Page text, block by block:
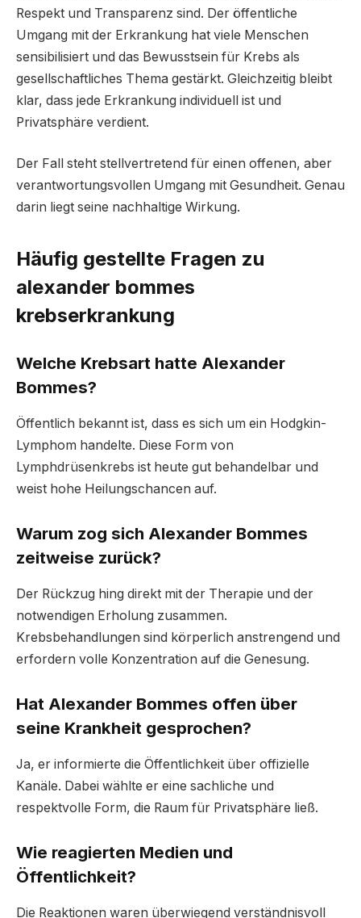
Respekt und Transparenz sind. Der öffentliche
Umgang mit der Erkrankung hat viele Menschen
sensibilisiert und das Bewusstsein für Krebs als
gesellschaftliches Thema gestärkt. Gleichzeitig bleibt
klar, dass jede Erkrankung individuell ist und
Privatsphäre verdient.
Der Fall steht stellvertretend für einen offenen, aber
verantwortungsvollen Umgang mit Gesundheit. Genau
darin liegt seine nachhaltige Wirkung.
Häufig gestellte Fragen zu
alexander bommes
krebserkrankung
Welche Krebsart hatte Alexander
Bommes?
Öffentlich bekannt ist, dass es sich um ein Hodgkin-
Lymphom handelte. Diese Form von
Lymphdrüsenkrebs ist heute gut behandelbar und
weist hohe Heilungschancen auf.
Warum zog sich Alexander Bommes
zeitweise zurück?
Der Rückzug hing direkt mit der Therapie und der
notwendigen Erholung zusammen.
Krebsbehandlungen sind körperlich anstrengend und
erfordern volle Konzentration auf die Genesung.
Hat Alexander Bommes offen über
seine Krankheit gesprochen?
Ja, er informierte die Öffentlichkeit über offizielle
Kanäle. Dabei wählte er eine sachliche und
respektvolle Form, die Raum für Privatsphäre ließ.
Wie reagierten Medien und
Öffentlichkeit?
Die Reaktionen waren überwiegend verständnisvoll